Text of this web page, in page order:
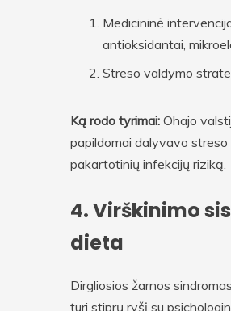
Medicininė
antioksidantai,
Streso valdymo
Ką rodo tyrimai: Ohajo
papildomai dalyvavo
pakartotinių infekcijų riziką.
4. Virškinimo
dieta
Dirgliosios žarnos
turi stiprų ryšį su